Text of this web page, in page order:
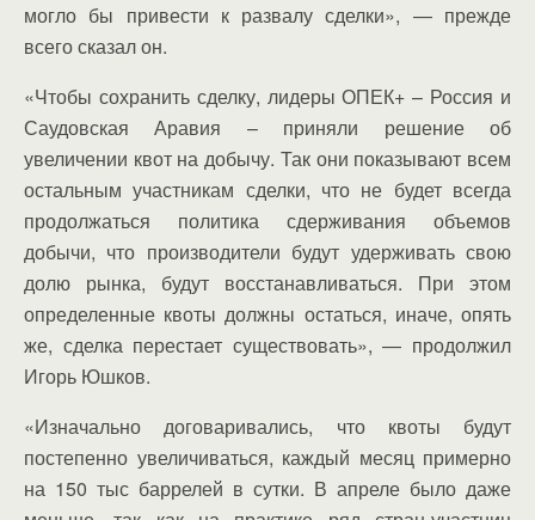
могло бы привести к развалу сделки», — прежде
всего сказал он.
«Чтобы сохранить сделку, лидеры ОПЕК+ – Россия и
Саудовская Аравия – приняли решение об
увеличении квот на добычу. Так они показывают всем
остальным участникам сделки, что не будет всегда
продолжаться политика сдерживания объемов
добычи, что производители будут удерживать свою
долю рынка, будут восстанавливаться. При этом
определенные квоты должны остаться, иначе, опять
же, сделка перестает существовать», — продолжил
Игорь Юшков.
«Изначально договаривались, что квоты будут
постепенно увеличиваться, каждый месяц примерно
на 150 тыс баррелей в сутки. В апреле было даже